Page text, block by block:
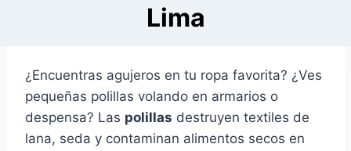
Lima
¿Encuentras agujeros en tu ropa favorita? ¿Ves
pequeñas polillas volando en armarios o
despensa? Las polillas destruyen textiles de
lana, seda y contaminan alimentos secos en